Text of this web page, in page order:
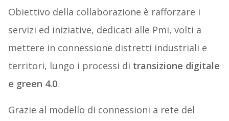
Obiettivo della collaborazione è rafforzare i
servizi ed iniziative, dedicati alle Pmi, volti a
mettere in connessione distretti industriali e
territori, lungo i processi di transizione digitale
e green 4.0.
Grazie al modello di connessioni a rete del